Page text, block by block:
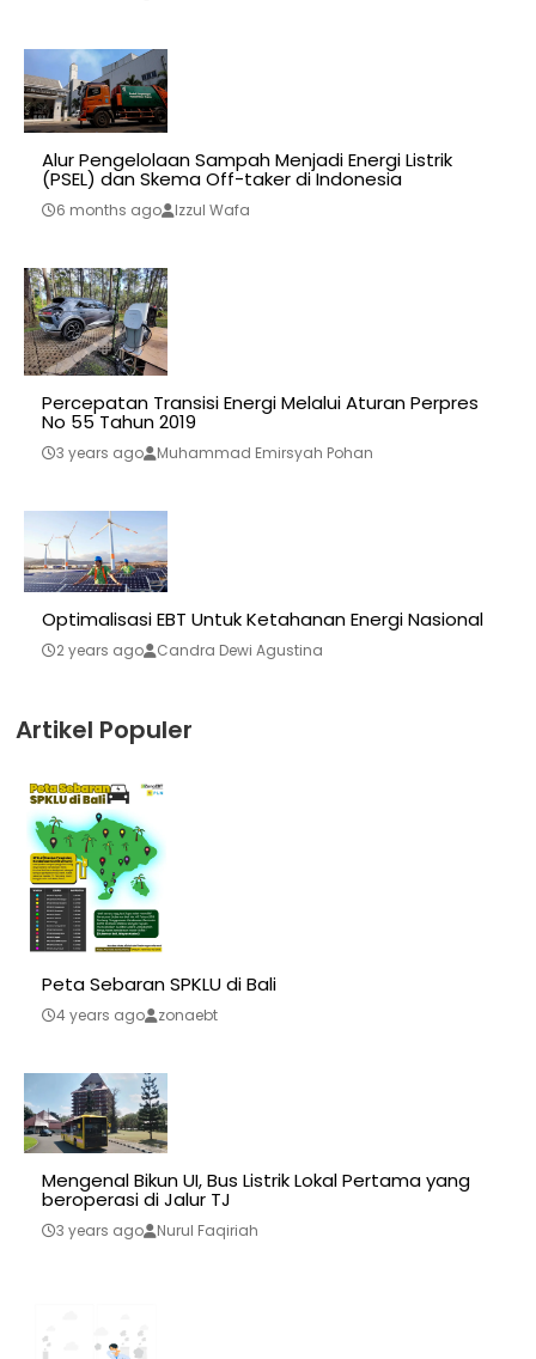
Alur Pengelolaan Sampah Menjadi Energi Listrik
(PSEL) dan Skema Off-taker di Indonesia
6 months ago Izzul Wafa
Percepatan Transisi Energi Melalui Aturan Perpres
No 55 Tahun 2019
3 years ago Muhammad Emirsyah Pohan
Optimalisasi EBT Untuk Ketahanan Energi Nasional
2 years ago Candra Dewi Agustina
Artikel Populer
Peta Sebaran SPKLU di Bali
4 years ago zonaebt
Mengenal Bikun UI, Bus Listrik Lokal Pertama yang
beroperasi di Jalur TJ
3 years ago Nurul Faqiriah